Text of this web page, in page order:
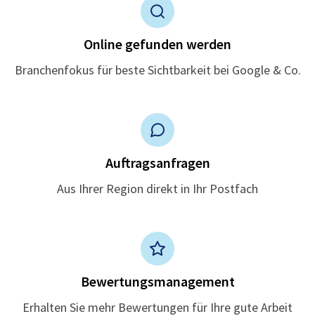
Online gefunden werden
Branchenfokus für beste Sichtbarkeit bei Google & Co.
Auftragsanfragen
Aus Ihrer Region direkt in Ihr Postfach
Bewertungsmanagement
Erhalten Sie mehr Bewertungen für Ihre gute Arbeit